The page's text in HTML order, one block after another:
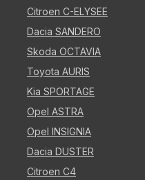
Citroen C-ELYSEE
Dacia SANDERO
Skoda OCTAVIA
Toyota AURIS
Kia SPORTAGE
Opel ASTRA
Opel INSIGNIA
Dacia DUSTER
Citroen C4